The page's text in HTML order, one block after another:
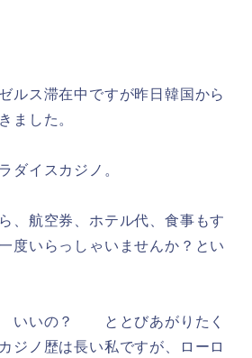
ルス滞在中ですが昨日韓国から
ました。
ダイスカジノ。
、航空券、ホテル代、食事もす
度いらっしゃいませんか？とい
いいの？ ととびあがりたく
ジノ歴は長い私ですが、ローロ